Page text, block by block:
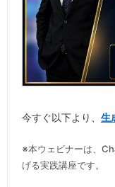
今すぐ以下より、 生
※本ウェビナーは、
げる実践講座です。